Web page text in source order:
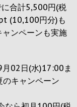
合計5,500円(税
(10,100円分)も
ンペーンも実施
02日(水)17:00ま
キャンペーン